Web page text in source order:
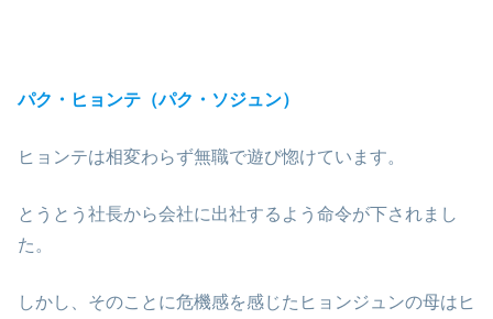
パク・ヒョンテ（パク・ソジュン）
ヒョンテは相変わらず無職で遊び惚けています。
とうとう社長から会社に出社するよう命令が下されまし
た。
しかし、そのことに危機感を感じたヒョンジュンの母はヒ